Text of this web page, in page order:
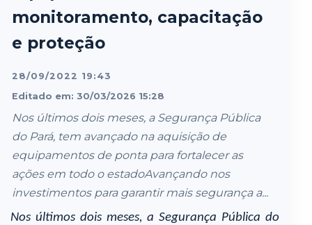
monitoramento, capacitação
e proteção
28/09/2022 19:43
Editado em: 30/03/2026 15:28
Nos últimos dois meses, a Segurança Pública
do Pará, tem avançado na aquisição de
equipamentos de ponta para fortalecer as
ações em todo o estadoAvançando nos
investimentos para garantir mais segurança a...
Nos últimos dois meses, a Segurança Pública do